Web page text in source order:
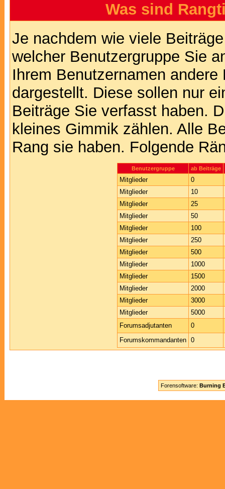
Was sind
Je nachdem wie viele
welcher Benutzergruppe Sie
Ihrem Benutzernamen
dargestellt. Diese sollen nur
Beiträge Sie verfasst haben.
kleines Gimmik zählen. Alle
Rang sie haben. Folgende
Benutzergruppe ab Beiträge
Mitglieder
0
Mitglieder
10
Mitglieder
25
Mitglieder
50
Mitglieder
100
Mitglieder
250
Mitglieder
500
Mitglieder
1000
Mitglieder
1500
Mitglieder
2000
Mitglieder
3000
Mitglieder
5000
Forumsadjutanten
0
Forumskommandanten 0
Forensoftware: Burning